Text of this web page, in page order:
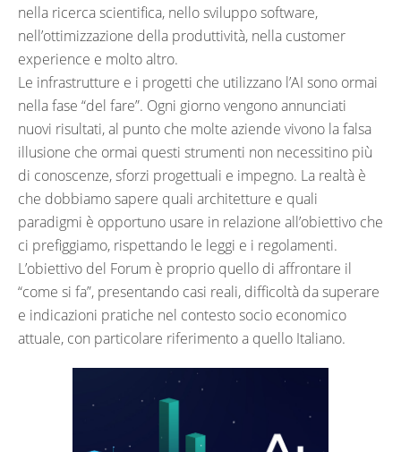
nella ricerca scientifica, nello sviluppo software,
nell’ottimizzazione della produttività, nella customer
experience e molto altro.
Le infrastrutture e i progetti che utilizzano l’AI sono ormai
nella fase “del fare”. Ogni giorno vengono annunciati
nuovi risultati, al punto che molte aziende vivono la falsa
illusione che ormai questi strumenti non necessitino più
di conoscenze, sforzi progettuali e impegno. La realtà è
che dobbiamo sapere quali architetture e quali
paradigmi è opportuno usare in relazione all’obiettivo che
ci prefiggiamo, rispettando le leggi e i regolamenti.
L’obiettivo del Forum è proprio quello di affrontare il
“come si fa”, presentando casi reali, difficoltà da superare
e indicazioni pratiche nel contesto socio economico
attuale, con particolare riferimento a quello Italiano.